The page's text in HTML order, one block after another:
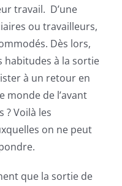
travail. D’une
ou travailleurs,
Dès lors,
habitudes à la sortie
à un retour en
monde de l’avant
? Voilà les
on ne peut
que la sortie de